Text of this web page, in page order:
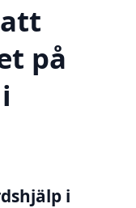
på
i